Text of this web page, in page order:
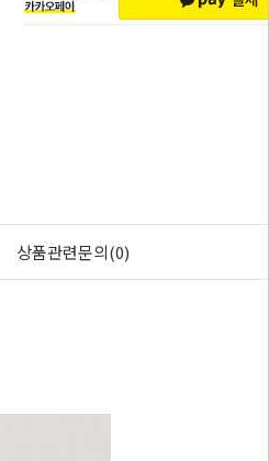
상품관련문의(0)